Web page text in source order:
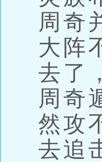
周奇
大阵
去了
周奇
然攻
去追